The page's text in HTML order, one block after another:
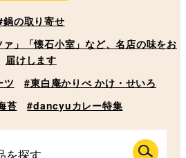
鍋の取り寄せ
」「懐石小室」など、名店の味をお
届けします
ツ
#東白庵かりべ かけ・せいろ
苔
#dancyuカレー特集